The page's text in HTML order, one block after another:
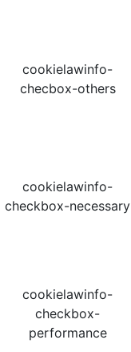
cookielawinfo-
checbox-others
cookielawinfo-
checkbox-necessary
cookielawinfo-
checkbox-
performance